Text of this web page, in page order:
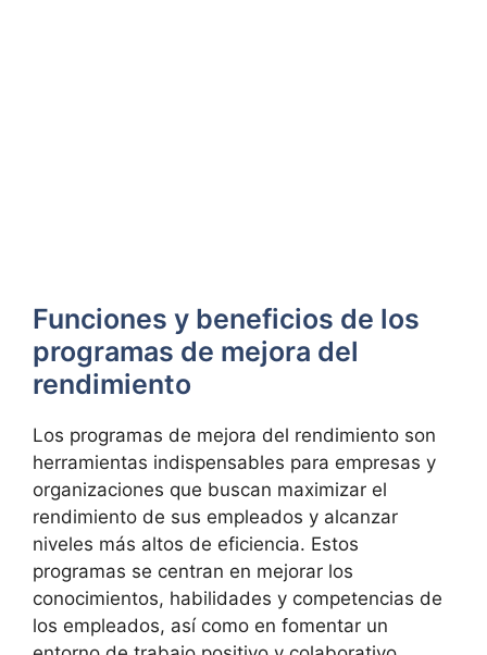
Funciones y beneficios de‍ los
programas ‌de ‍mejora del
rendimiento
Los programas de mejora del ‌rendimiento son
herramientas indispensables‍ para‍ empresas y
organizaciones que buscan ‌maximizar el
rendimiento de sus empleados y⁤ alcanzar
niveles más altos de eficiencia. Estos⁣
programas​ se centran en mejorar los
conocimientos, habilidades ⁣y competencias de
los empleados, así como en fomentar un